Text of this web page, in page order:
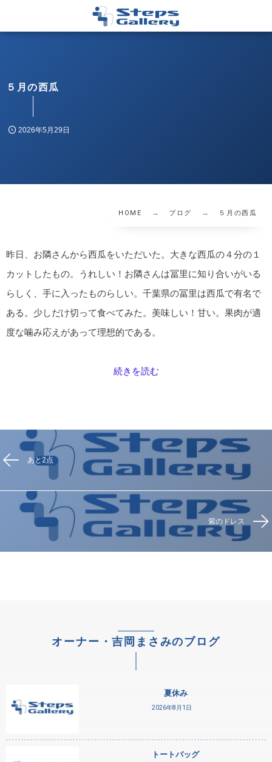
５月の西瓜
2026年5月29日
HOME ブログ ５月の西瓜
昨日、お隣さんから西瓜をいただいた。大きな西瓜の４分の１
カットしたもの。うれしい！お隣さんは冨里に知り合いがいる
らしく、手に入ったものらしい。千葉県の冨里は西瓜で有名で
ある。少しだけ切って食べてみた。美味しい！甘い。果肉が適
度な噛み応えがあって理想的である。
続きを読む
あと2点
紫のドレス
オーナー・吉岡まさみのブログ
夏休み
2026年8月1日
トートバッグ